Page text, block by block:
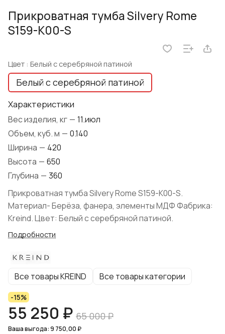
Прикроватная тумба Silvery Rome
S159-K00-S
Цвет : Белый с серебряной патиной
Белый с серебряной патиной
Характеристики
Вес изделия, кг — 11.июл
Объем, куб. м — 0.140
Ширина — 420
Высота — 650
Глубина — 360
Прикроватная тумба Silvery Rome S159-K00-S.
Материал- Берёза, фанера, элементы МДФ Фабрика:
Kreind. Цвет: Белый с серебряной патиной.
Подробности
Все товары KREIND Все товары категории
-15%
55 250 ₽ 65 000 ₽
Ваша выгода: 9 750,00 ₽